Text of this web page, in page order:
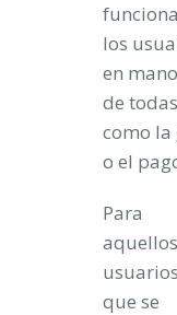
los
en
de
como
o el
Para
aquellos
usuarios
que se